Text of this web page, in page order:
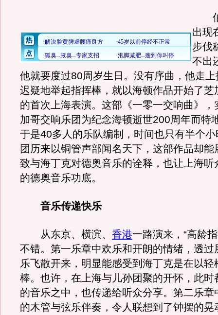
伯
出现
步伐
不出
他就要度过80周岁生日。没有序曲，他走
迟疑地举起指挥棒，就以海顿作品开始了芝
的首次上海表演。这部《一零一交响曲》，
加哥交响乐团为纪念海顿逝世200周年而特
于是40多人的乐队编制，时间也只有半个
团历来以铜管声部闻名天下，这部作品却能
致与海丁克对德奥音乐的诠释，也让上海听
的德奥音乐功底。
音乐传递快乐
从东京、横滨、 香港一路演来，“高龄
不错。第一乐章中欢乐和开朗的情绪，透过
乐飞散开来，明显能感受到海丁克是在以轻
棒。也许，在上海与儿孙团聚的开怀，此时
的音乐之中，也传递给听众分享。第二乐章
的木管与弦乐伴奏，令人联想到了钟摆的晃